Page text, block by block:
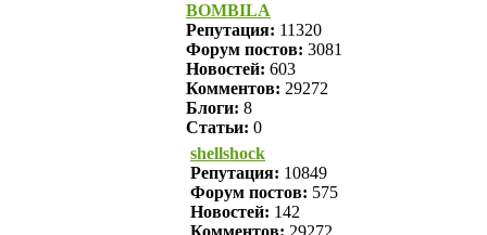
BOMBILA
Репутация: 11320
Форум постов: 3081
Новостей: 603
Комментов: 29272
Блоги: 8
Статьи: 0
shellshock
Репутация: 10849
Форум постов: 575
Новостей: 142